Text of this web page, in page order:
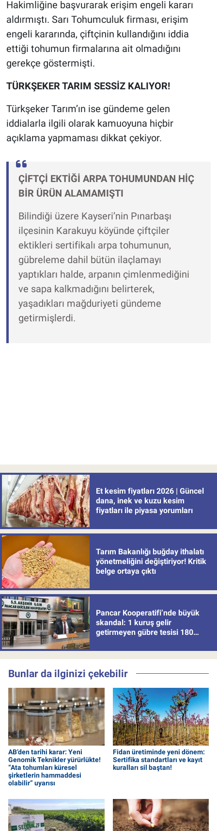
Hakimliğine başvurarak erişim engeli kararı
aldırmıştı. Sarı Tohumculuk firması, erişim
engeli kararında, çiftçinin kullandığını iddia
ettiği tohumun firmalarına ait olmadığını
gerekçe göstermişti.
TÜRKŞEKER TARIM SESSİZ KALIYOR!
Türkşeker Tarım’ın ise gündeme gelen
iddialarla ilgili olarak kamuoyuna hiçbir
açıklama yapmaması dikkat çekiyor.
ÇİFTÇİ EKTİĞİ ARPA TOHUMUNDAN HİÇ
BİR ÜRÜN ALAMAMIŞTI
Bilindiği üzere Kayseri’nin Pınarbaşı
ilçesinin Karakuyu köyünde çiftçiler
ektikleri sertifikalı arpa tohumunun,
gübreleme dahil bütün ilaçlamayı
yaptıkları halde, arpanın çimlenmediğini
ve sapa kalkmadığını belirterek,
yaşadıkları mağduriyeti gündeme
getirmişlerdi.
Et kesim fiyatları 2026 | Güncel
dana, inek ve kuzu kesim
fiyatları ile piyasa yorumları
Tarım Bakanlığı buğday ithalatı
yönetmeliğini değiştiriyor! Kritik
belge ortaya çıktı
Pancar Kooperatifi’nde büyük
skandal: 1 kuruş gelir
getirmeyen gübre tesisi 180
Bunlar da ilginizi çekebilir
AB’den tarihi karar: Yeni
Genomik Teknikler yürürlükte!
“Ata tohumları küresel
şirketlerin hammaddesi
olabilir” uyarısı
Fidan üretiminde yeni dönem:
Sertifika standartları ve kayıt
kuralları sil baştan!